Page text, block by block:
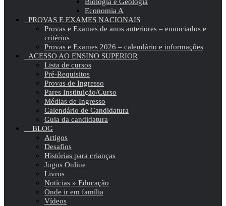
Economia A
PROVAS E EXAMES NACIONAIS
Provas e Exames de anos anteriores – enunciados e
critérios
Provas e Exames 2026 – calendário e informações
ACESSO AO ENSINO SUPERIOR
Lista de cursos
Pré-Requisitos
Provas de Ingresso
Pares Instituição/Curso
Médias de Ingresso
Calendário de Candidatura
Guia da candidatura
BLOG
Artigos
Desafios
Histórias para crianças
Jogos Online
Livros
Notícias » Educação
Onde ir em família
Vídeos